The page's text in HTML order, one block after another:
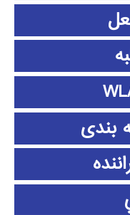
بندی